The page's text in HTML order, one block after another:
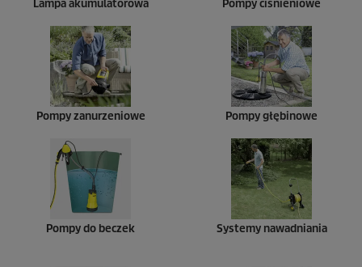
Lampa akumulatorowa Pompy ciśnieniowe
Pompy zanurzeniowe Pompy głębinowe
Pompy do beczek Systemy nawadniania